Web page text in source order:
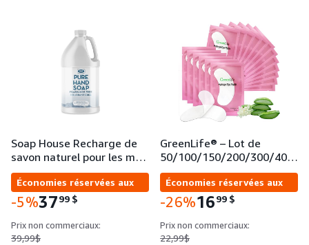
Soap House Recharge de
savon naturel pour les m…
Économies réservées aux
entreprises
-5%3799 $
Prix non commerciaux:
39,99$
GreenLife® – Lot de
50/100/150/200/300/40…
Économies réservées aux
entreprises
-26%1699 $
Prix non commerciaux:
22,99$